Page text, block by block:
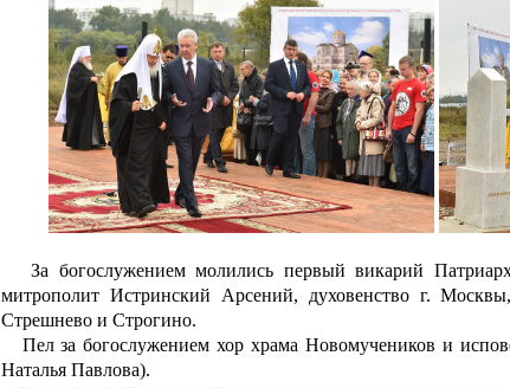
За богослужением молились первый викарий
митрополит Истринский Арсений, духовенство г.
Стрешнево и Строгино.
Пел за богослужением хор храма Новомучеников и
Наталья Павлова).